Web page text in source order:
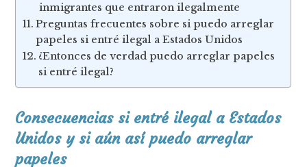
inmigrantes que entraron ilegalmente
Preguntas frecuentes sobre si puedo arreglar
papeles si entré ilegal a Estados Unidos
¿Entonces de verdad puedo arreglar papeles
si entré ilegal?
Consecuencias si entré ilegal a Estados
Unidos y si aún así puedo arreglar
papeles